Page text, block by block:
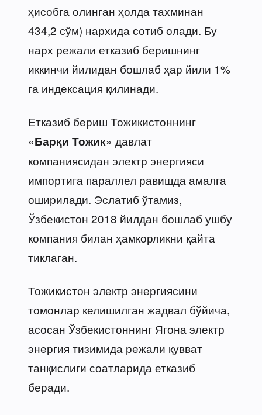
ҳисобга олинган ҳолда тахминан
434,2 сўм) нархида сотиб олади. Бу
нарх режали етказиб беришнинг
иккинчи йилидан бошлаб ҳар йили 1%
га индексация қилинади.
Етказиб бериш Тожикистоннинг
«Барқи Тожик» давлат
компаниясидан электр энергияси
импортига параллел равишда амалга
оширилади. Эслатиб ўтамиз,
Ўзбекистон 2018 йилдан бошлаб ушбу
компания билан ҳамкорликни қайта
тиклаган.
Тожикистон электр энергиясини
томонлар келишилган жадвал бўйича,
асосан Ўзбекистоннинг Ягона электр
энергия тизимида режали қувват
танқислиги соатларида етказиб
беради.